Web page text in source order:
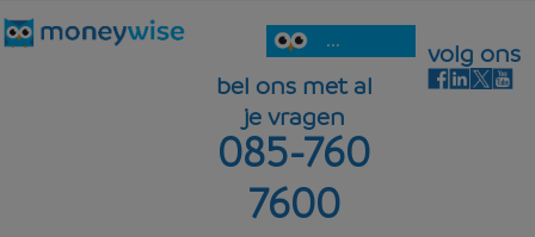
...
bel ons met al
je vragen
085-760
7600
volg ons